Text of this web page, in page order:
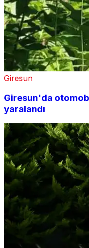
Giresun
Giresun'da
yaralandı